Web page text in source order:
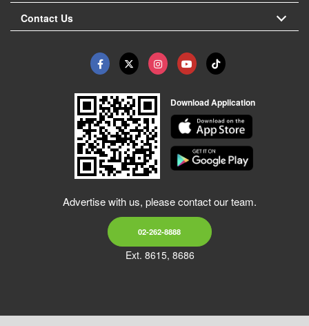
Contact Us
Download Application
Advertise with us, please contact our team.
02-262-8888
Ext. 8615, 8686